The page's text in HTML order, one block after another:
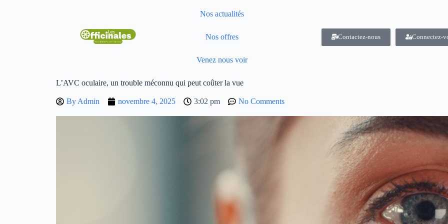
Nos actualités
Nos offres
Venez nous voir
Contactez-nous Connectez-
L’AVC oculaire, un trouble méconnu qui peut coûter la vue
By Admin novembre 4, 2025 3:02 pm No Comments